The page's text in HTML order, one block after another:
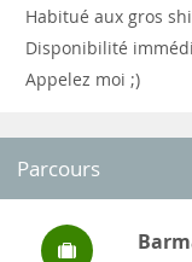
Habitué aux gros
Disponibilité
Appelez moi ;)
Parcours